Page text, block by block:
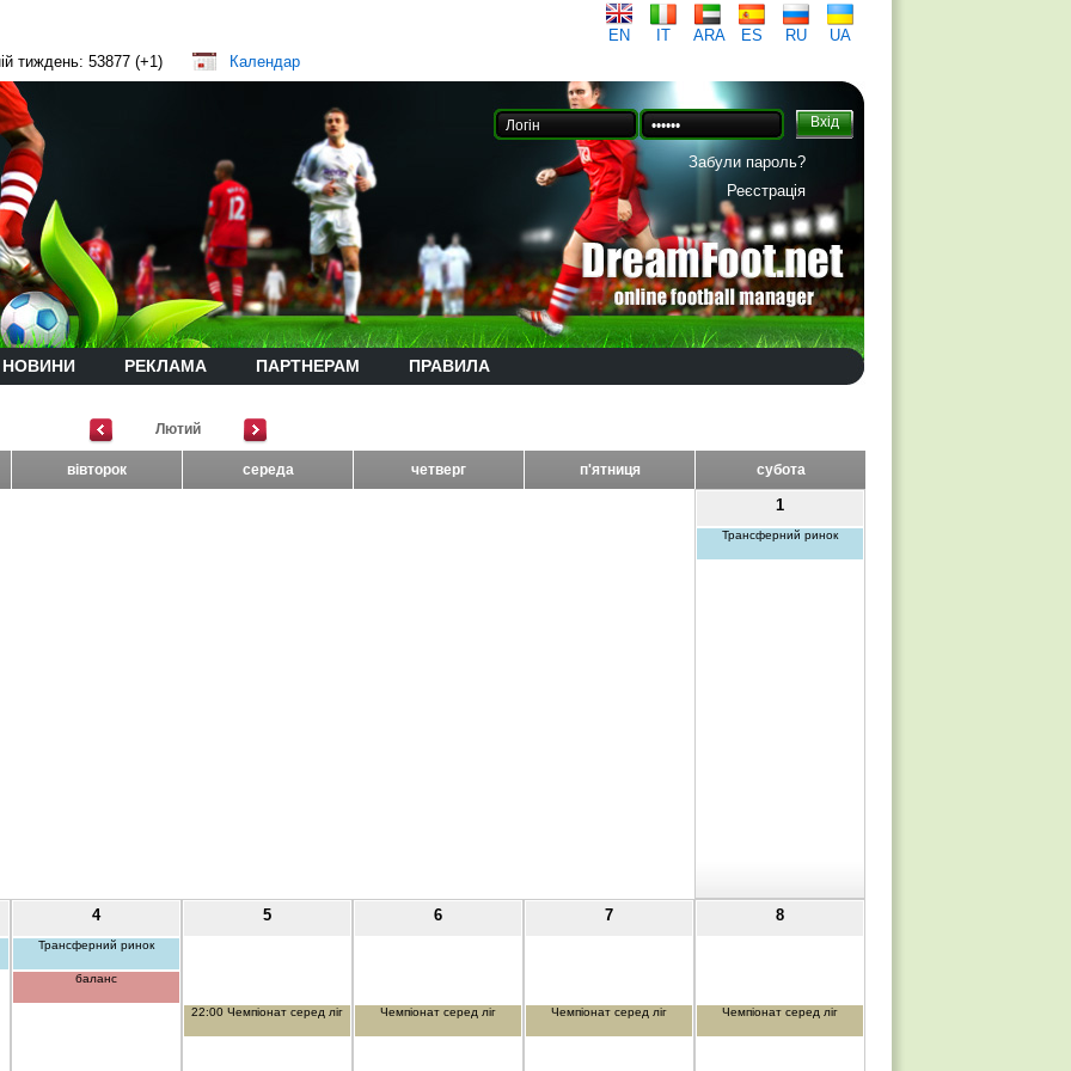
EN IT ARA ES RU
UA
тиждень: 53877 (+1) Календар
Забули пароль?
Реєстрація
НОВИНИ РЕКЛАМА ПАРТНЕРАМ ПРАВИЛА
Лютий
вівторок середа четверг п'ятниця субота
1
Трансферний ринок
4
Трансферний ринок
баланс
5
22:00 Чемпіонат серед ліг
6
Чемпіонат серед ліг
7
Чемпіонат серед ліг
8
Чемпіонат серед ліг